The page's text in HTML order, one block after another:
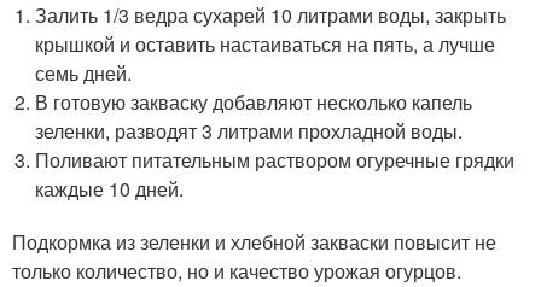
Залить 1/3 ведра сухарей 10 литрами воды, закрыть
крышкой и оставить настаиваться на пять, а лучше
семь дней.
В готовую закваску добавляют несколько капель
зеленки, разводят 3 литрами прохладной воды.
Поливают питательным раствором огуречные грядки
каждые 10 дней.
Подкормка из зеленки и хлебной закваски повысит не
только количество, но и качество урожая огурцов.